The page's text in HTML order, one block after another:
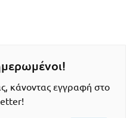
κάνοντας εγγραφή στο